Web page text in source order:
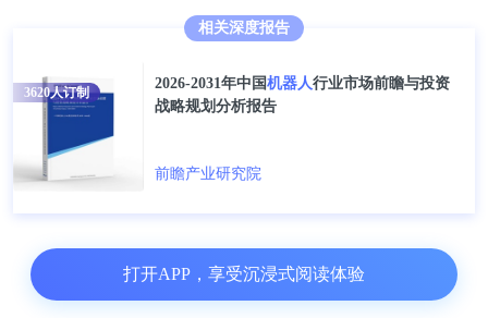
相关深度报告
2026-2031年中国机器人行业市场前瞻与投资
战略规划分析报告
前瞻产业研究院
3620人订制
打开APP，享受沉浸式阅读体验